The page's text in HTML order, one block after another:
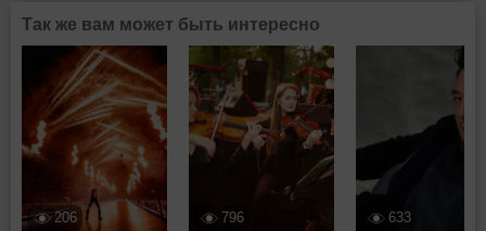
Так же вам может быть интересно
206 796 633